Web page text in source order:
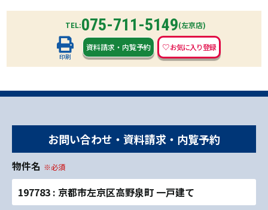
TEL:075-711-5149(左京店)
印刷
資料請求 ・ 内覧予約
お問い合わせ・資料請求・内覧予約
物件名 ※必須
197783 : 京都市左京区高野泉町 一戸建て